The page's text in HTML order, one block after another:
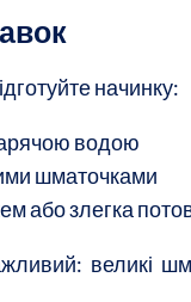
начинку:
водою
шматочками
або злегка
великі